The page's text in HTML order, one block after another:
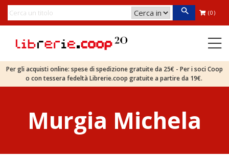
(0)
Per gli acquisti online: spese di spedizione gratuite da 25€ - Per i soci Coop
o con tessera fedeltà Librerie.coop gratuite a partire da 19€.
Murgia Michela